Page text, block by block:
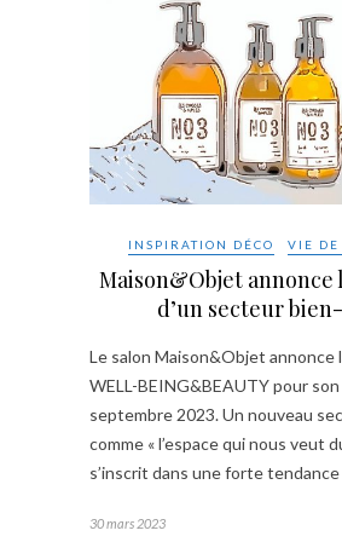
INSPIRATION DÉCO VIE DE
Maison&Objet annonce
d’un secteur
Le salon Maison&Objet annonce
WELL-BEING&BEAUTY pour
septembre 2023. Un nouveau
comme « l’espace qui nous veut
s’inscrit dans une forte
30 mars 2023